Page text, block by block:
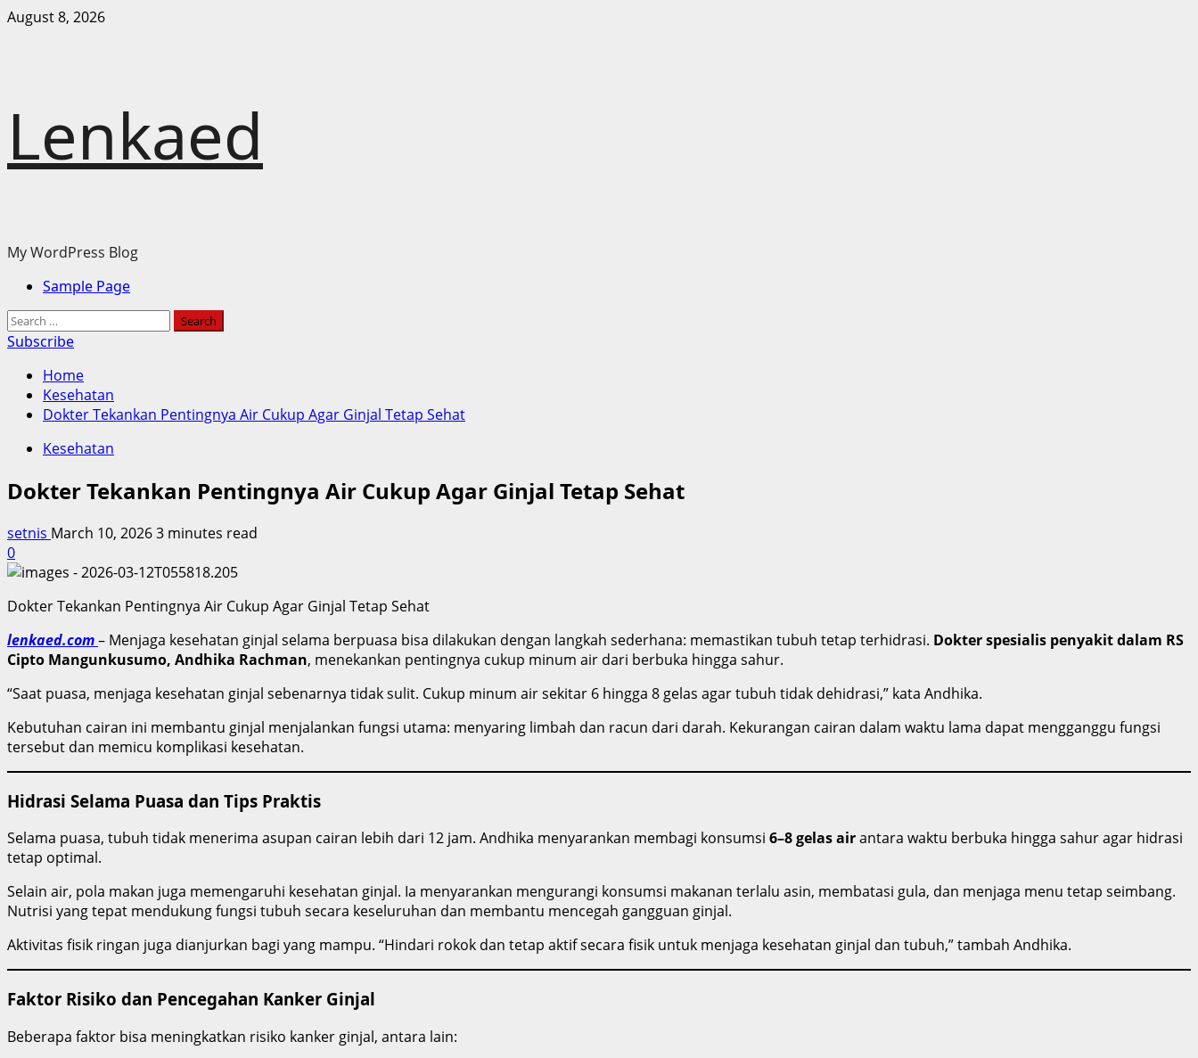
Skip
August 8, 2026
Lenkaed
My WordPress Blog
PrimarySample Page
Search
for:
Subscribe
Home
Kesehatan
Dokter Tekankan Pentingnya Air Cukup Agar Ginjal Tetap Sehat
Kesehatan
Dokter Tekankan Pentingnya Air Cukup Agar Ginjal Tetap Sehat
setnis March 10, 20263 minutes read
0
Dokter Tekankan Pentingnya Air Cukup Agar Ginjal Tetap Sehat
lenkaed.com– Menjaga kesehatan ginjal selama berpuasa bisa dilakukan dengan langkah sederhana: memastikan tubuh tetap terhidrasi. Dokter spesialis penyakit dalam RS
Cipto Mangunkusumo, Andhika Rachman, menekankan pentingnya cukup minum air dari berbuka hingga sahur.
“Saat puasa, menjaga kesehatan ginjal sebenarnya tidak sulit. Cukup minum air sekitar 6 hingga 8 gelas agar tubuh tidak dehidrasi,” kata Andhika.
Kebutuhan cairan ini membantu ginjal menjalankan fungsi utama: menyaring limbah dan racun dari darah. Kekurangan cairan dalam waktu lama dapat mengganggu fungsi
tersebut dan memicu komplikasi kesehatan.
Hidrasi Selama Puasa dan Tips Praktis
Selama puasa, tubuh tidak menerima asupan cairan lebih dari 12 jam. Andhika menyarankan membagi konsumsi 6–8 gelas airantara waktu berbuka hingga sahur agar hidrasi
tetap optimal.
Selain air, pola makan juga memengaruhi kesehatan ginjal. Ia menyarankan mengurangi konsumsi makanan terlalu asin, membatasi gula, dan menjaga menu tetap seimbang.
Nutrisi yang tepat mendukung fungsi tubuh secara keseluruhan dan membantu mencegah gangguan ginjal.
Aktivitas fisik ringan juga dianjurkan bagi yang mampu. “Hindari rokok dan tetap aktif secara fisik untuk menjaga kesehatan ginjal dan tubuh,” tambah Andhika.
Faktor Risiko dan Pencegahan Kanker Ginjal
Beberapa faktor bisa meningkatkan risiko kanker ginjal, antara lain: